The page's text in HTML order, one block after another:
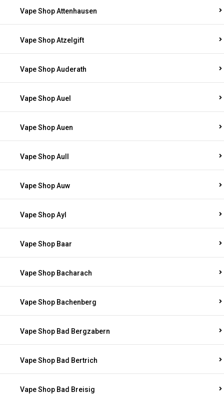
Vape Shop Attenhausen
Vape Shop Atzelgift
Vape Shop Auderath
Vape Shop Auel
Vape Shop Auen
Vape Shop Aull
Vape Shop Auw
Vape Shop Ayl
Vape Shop Baar
Vape Shop Bacharach
Vape Shop Bachenberg
Vape Shop Bad Bergzabern
Vape Shop Bad Bertrich
Vape Shop Bad Breisig